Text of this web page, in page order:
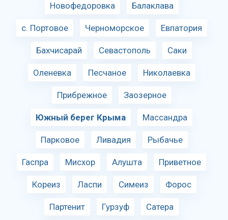
Новофедоровка Балаклава
с. Портовое Черноморское Евпатория
Бахчисарай Севастополь Саки
Оленевка Песчаное Николаевка
Прибрежное Заозерное
Южный берег Крыма Массандра
Парковое Ливадия Рыбачье
Гаспра Мисхор Алушта Приветное
Кореиз Ласпи Симеиз Форос
Партенит Гурзуф Сатера